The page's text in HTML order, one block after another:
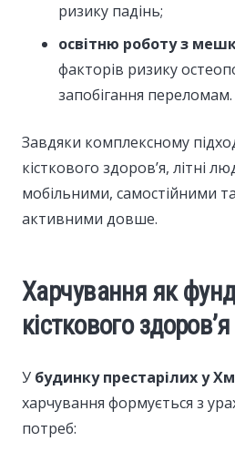
ризику падінь;
освітню роботу з
факторів ризику
запобігання переломам.
Завдяки комплексному
кісткового здоров’я, літні
мобільними, самостійними
активними довше.
Харчування як
кісткового здоров’я
У будинку престарілих у
харчування формується з
потреб: